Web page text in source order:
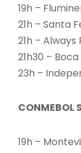
19h –
21h – Santa
21h –
21h30 –
23h –
19h –